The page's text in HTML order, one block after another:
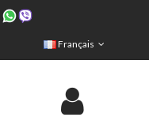
Français